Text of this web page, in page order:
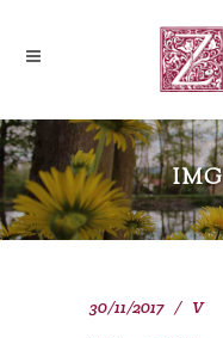
30/11/2017 V